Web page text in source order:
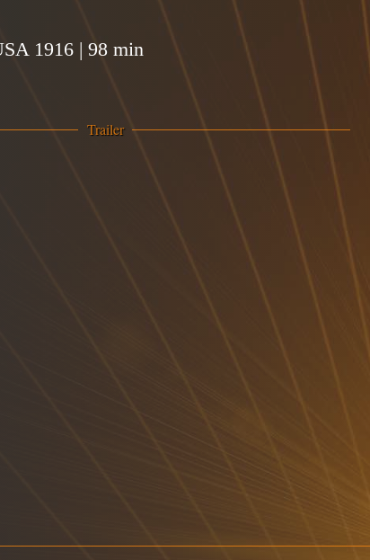
1916 | 98 min
Trailer